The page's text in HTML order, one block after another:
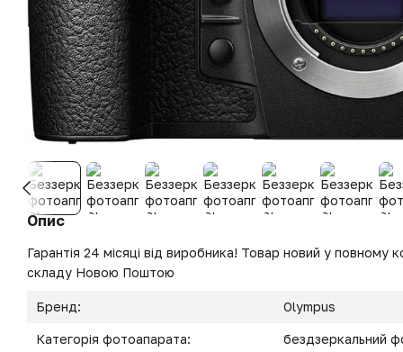
Опис
Гарантія 24 місяці від виробника! Товар новий у повному
складу Новою Поштою
Бренд: Olympus
Категорія фотоапарата: бездзеркальний